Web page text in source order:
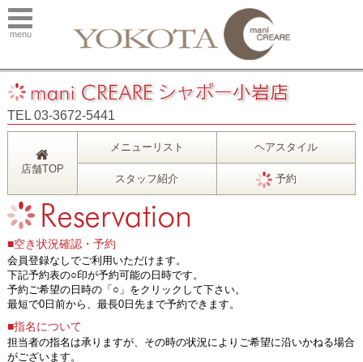
menu
TEL 03-3672-5441
店舗TOP
メニューリスト ヘアスタイル
スタッフ紹介 予約
■空き状況確認・予約
会員登録なしでご利用いただけます。
下記予約表の○印が予約可能の日時です。
予約ご希望の日時の「○」をクリックして下さい。
最短で0日前から、最長0日先まで予約できます。
■指名について
担当者の指名は承りますが、その時の状況によりご希望に沿いかねる場合
がございます。